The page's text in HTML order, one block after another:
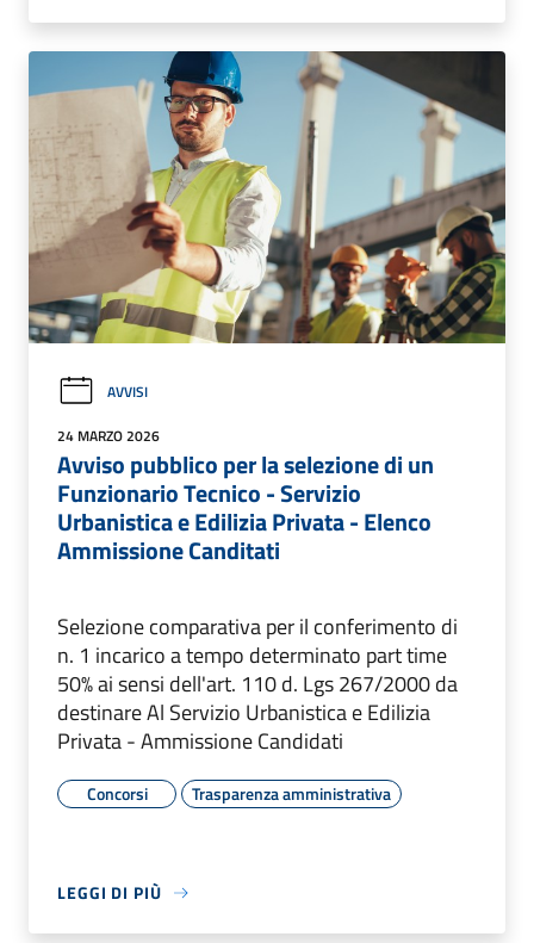
AVVISI
24 MARZO 2026
Avviso pubblico per la selezione di un
Funzionario Tecnico - Servizio
Urbanistica e Edilizia Privata - Elenco
Ammissione Canditati
Selezione comparativa per il conferimento di
n. 1 incarico a tempo determinato part time
50% ai sensi dell'art. 110 d. Lgs 267/2000 da
destinare Al Servizio Urbanistica e Edilizia
Privata - Ammissione Candidati
Concorsi Trasparenza amministrativa
LEGGI DI PIÙ